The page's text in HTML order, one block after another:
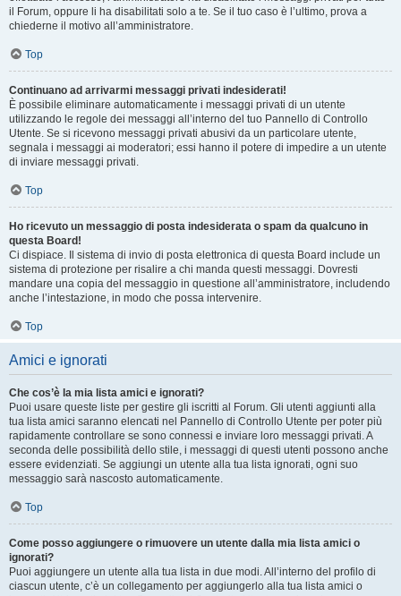
il Forum, oppure li ha disabilitati solo a te. Se il tuo caso è l’ultimo, prova a
chiederne il motivo all’amministratore.
Top
Continuano ad arrivarmi messaggi privati indesiderati!
È possibile eliminare automaticamente i messaggi privati ​​di un utente
utilizzando le regole dei messaggi all’interno del tuo Pannello di Controllo
Utente. Se si ricevono messaggi privati ​​abusivi da un particolare utente,
segnala i messaggi ai moderatori; essi hanno il potere di impedire a un utente
di inviare messaggi privati​​.
Top
Ho ricevuto un messaggio di posta indesiderata o spam da qualcuno in
questa Board!
Ci dispiace. Il sistema di invio di posta elettronica di questa Board include un
sistema di protezione per risalire a chi manda questi messaggi. Dovresti
mandare una copia del messaggio in questione all’amministratore, includendo
anche l’intestazione, in modo che possa intervenire.
Top
Amici e ignorati
Che cos’è la mia lista amici e ignorati?
Puoi usare queste liste per gestire gli iscritti al Forum. Gli utenti aggiunti alla
tua lista amici saranno elencati nel Pannello di Controllo Utente per poter più
rapidamente controllare se sono connessi e inviare loro messaggi privati. A
seconda delle possibilità dello stile, i messaggi di questi utenti possono anche
essere evidenziati. Se aggiungi un utente alla tua lista ignorati, ogni suo
messaggio sarà nascosto automaticamente.
Top
Come posso aggiungere o rimuovere un utente dalla mia lista amici o
ignorati?
Puoi aggiungere un utente alla tua lista in due modi. All’interno del profilo di
ciascun utente, c’è un collegamento per aggiungerlo alla tua lista amici o